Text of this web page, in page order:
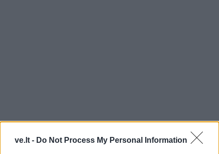
ve.lt - Do Not Process My Personal Information